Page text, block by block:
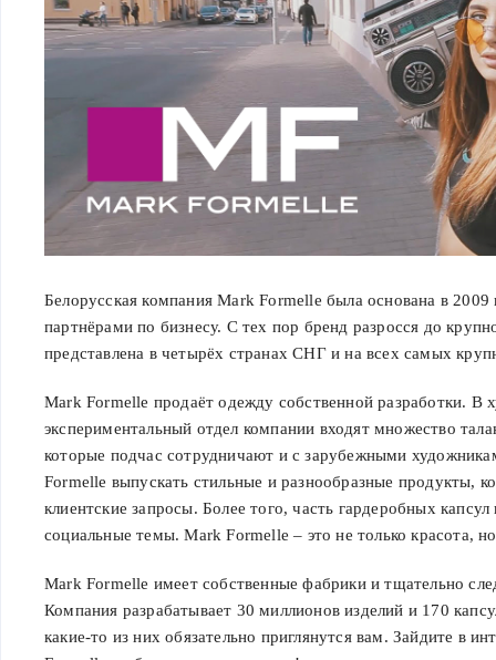
Белорусская компания Mark Formelle была основана в 2009
партнёрами по бизнесу. С тех пор бренд разросся до
представлена в четырёх странах СНГ и на всех самых
Mark Formelle продаёт одежду собственной разработки. В
экспериментальный отдел компании входят множество
которые подчас сотрудничают и с зарубежными
Formelle выпускать стильные и разнообразные продукты,
клиентские запросы. Более того, часть гардеробных
социальные темы. Mark Formelle – это не только красота,
Mark Formelle имеет собственные фабрики и тщательно
Компания разрабатывает 30 миллионов изделий и 170
какие-то из них обязательно приглянутся вам. Зайдите в